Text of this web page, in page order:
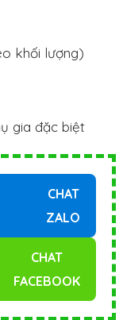
khối lượng)
gia đặc biệt
CHAT
ZALO
CHAT
FACEBOOK